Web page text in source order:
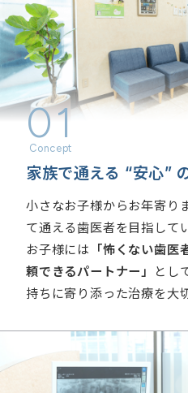
01
家族で通える “安心”
小さなお子様からお年寄り
て通える歯医者を目指して
お子様には
「怖くない歯医
頼できるパートナー」
とし
持ちに寄り添った治療を大